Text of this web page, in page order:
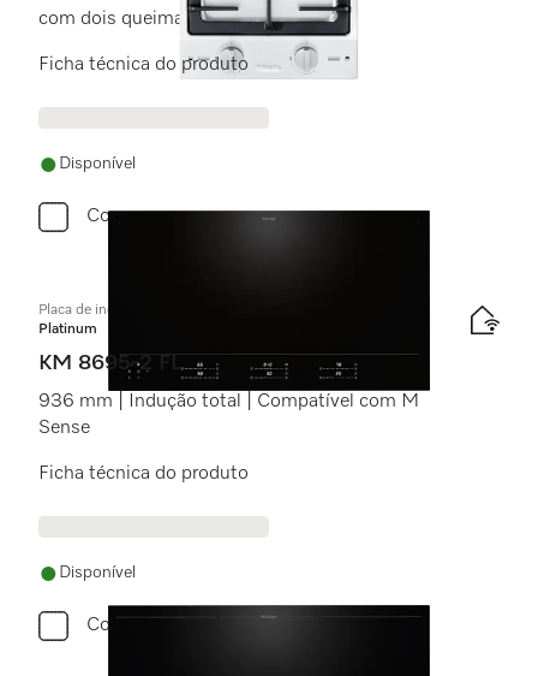
com dois queimadores.
Ficha técnica do produto
Disponível
Comparar
Placa de indução independente do forno
Platinum
KM 8695-2 FL
936 mm | Indução total | Compatível com M
Sense
Ficha técnica do produto
Disponível
Comparar